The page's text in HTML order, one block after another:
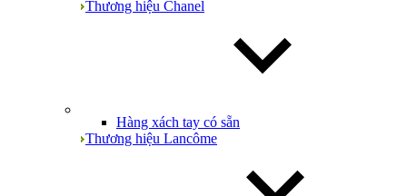
Thương hiệu Chanel
Hàng xách tay có sẵn
Thương hiệu Lancôme